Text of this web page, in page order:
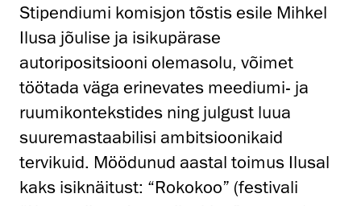
Stipendiumi komisjon tõstis esile Mihkel
Ilusa jõulise ja isikupärase
autoripositsiooni olemasolu, võimet
töötada väga erinevates meediumi- ja
ruumikontekstides ning julgust luua
suuremastaabilisi ambitsioonikaid
tervikuid. Möödunud aastal toimus Ilusal
kaks isiknäitust: “Rokokoo” (festivali